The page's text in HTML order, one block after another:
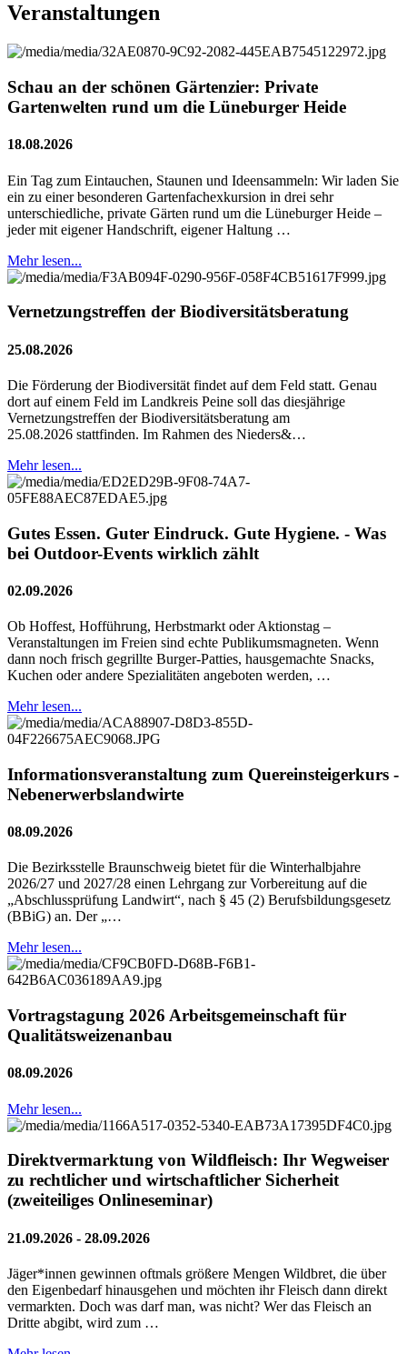
Veranstaltungen
Schau an der schönen Gärtenzier: Private
Gartenwelten rund um die Lüneburger Heide
18.08.2026
Ein Tag zum Eintauchen, Staunen und Ideensammeln: Wir laden Sie
ein zu einer besonderen Gartenfachexkursion in drei sehr
unterschiedliche, private Gärten rund um die Lüneburger Heide –
jeder mit eigener Handschrift, eigener Haltung …
Mehr lesen...
Vernetzungstreffen der Biodiversitätsberatung
25.08.2026
Die Förderung der Biodiversität findet auf dem Feld statt. Genau
dort auf einem Feld im Landkreis Peine soll das diesjährige
Vernetzungstreffen der Biodiversitätsberatung am
25.08.2026 stattfinden. Im Rahmen des Nieders&…
Mehr lesen...
Gutes Essen. Guter Eindruck. Gute Hygiene. - Was
bei Outdoor-Events wirklich zählt
02.09.2026
Ob Hoffest, Hofführung, Herbstmarkt oder Aktionstag –
Veranstaltungen im Freien sind echte Publikumsmagneten. Wenn
dann noch frisch gegrillte Burger-Patties, hausgemachte Snacks,
Kuchen oder andere Spezialitäten angeboten werden, …
Mehr lesen...
Informationsveranstaltung zum Quereinsteigerkurs -
Nebenerwerbslandwirte
08.09.2026
Die Bezirksstelle Braunschweig bietet für die Winterhalbjahre
2026/27 und 2027/28 einen Lehrgang zur Vorbereitung auf die
„Abschlussprüfung Landwirt“, nach § 45 (2) Berufsbildungsgesetz
(BBiG) an. Der „…
Mehr lesen...
Vortragstagung 2026 Arbeitsgemeinschaft für
Qualitätsweizenanbau
08.09.2026
Mehr lesen...
Direktvermarktung von Wildfleisch: Ihr Wegweiser
zu rechtlicher und wirtschaftlicher Sicherheit
(zweiteiliges Onlineseminar)
21.09.2026 - 28.09.2026
Jäger*innen gewinnen oftmals größere Mengen Wildbret, die über
den Eigenbedarf hinausgehen und möchten ihr Fleisch dann direkt
vermarkten. Doch was darf man, was nicht? Wer das Fleisch an
Dritte abgibt, wird zum …